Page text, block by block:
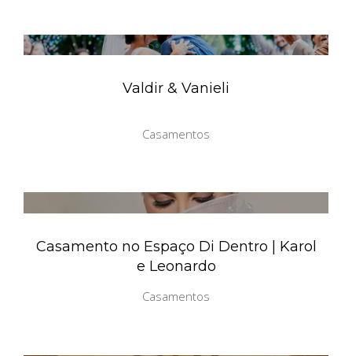
Valdir & Vanieli
Casamentos
Casamento no Espaço Di Dentro | Karol
e Leonardo
Casamentos